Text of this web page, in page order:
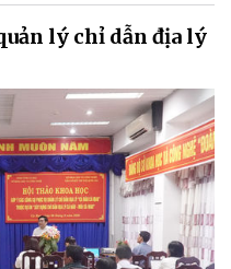
lý chỉ dẫn địa lý